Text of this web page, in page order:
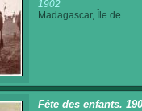
1902
Madagascar, Île de
Fête des enfants.